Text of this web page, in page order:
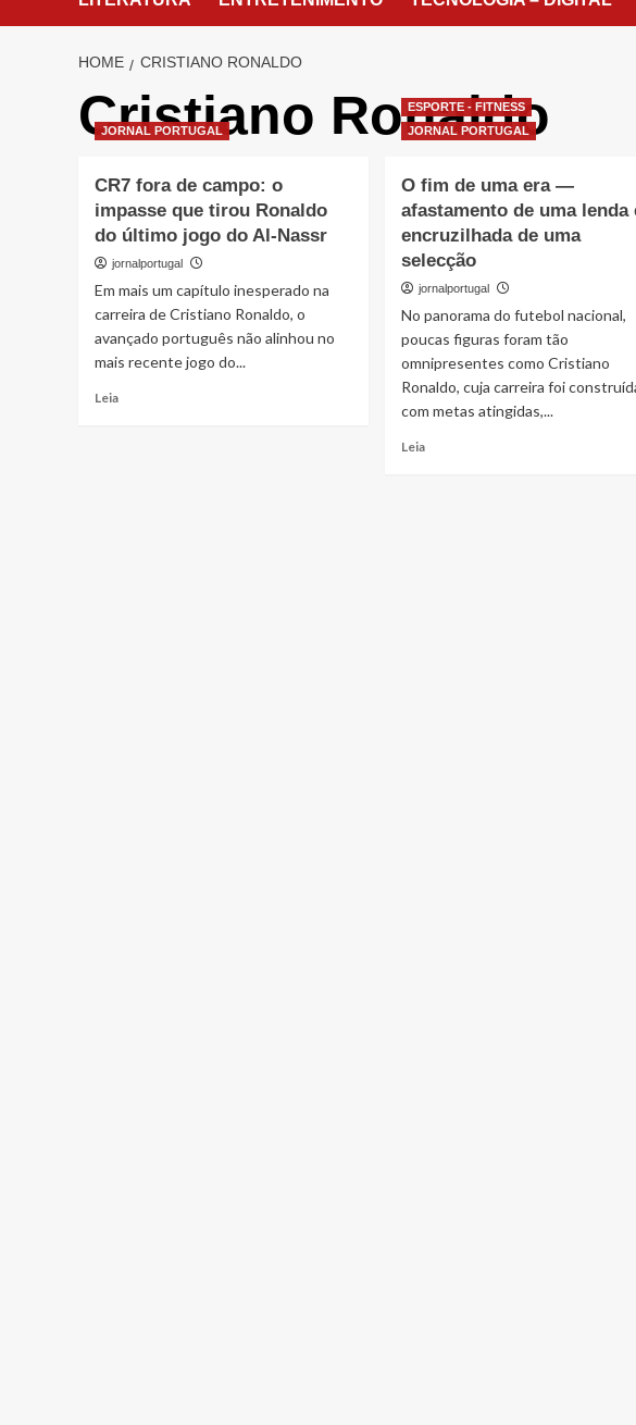
HOME CRISTIANO RONALDO
Cristiano Ronaldo
JORNAL PORTUGAL
CR7 fora de campo: o
impasse que tirou Ronaldo
do último jogo do Al-Nassr
jornalportugal
Em mais um capítulo inesperado na
carreira de Cristiano Ronaldo, o
avançado português não alinhou no
mais recente jogo do...
LeiaRead
ESPORTE - FITNESS
JORNAL PORTUGAL
O fim de uma era —
afastamento de uma lenda
encruzilhada de uma
selecção
jornalportugal
No panorama do futebol nacional,
poucas figuras foram tão
omnipresentes como Cristiano
Ronaldo, cuja carreira foi
com metas atingidas,...
LeiaRead